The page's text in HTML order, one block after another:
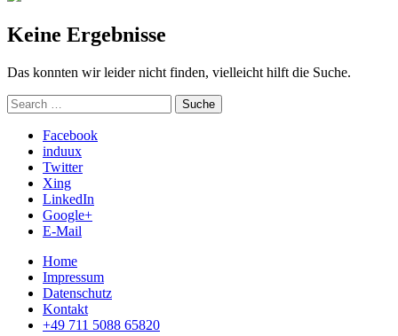
Keine Ergebnisse
Das konnten wir leider nicht finden, vielleicht hilft die Suche.
Suchen
nach:
Suche
Facebook
induux
Twitter
Xing
LinkedIn
Google+
E-Mail
Home
Impressum
Datenschutz
Kontakt
+49 711 5088 65820